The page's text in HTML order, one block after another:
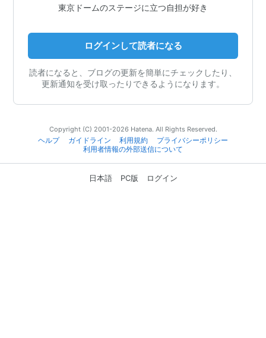
東京ドームのステージに立つ自担が好き
ログインして読者になる
読者になると、ブログの更新を簡単にチェックしたり、
更新通知を受け取ったりできるようになります。
Copyright (C) 2001-2026 Hatena. All Rights Reserved.
ヘルプ
ガイドライン 利用規約
プライバシーポリシー
利用者情報の外部送信について
日本語 PC版 ログイン